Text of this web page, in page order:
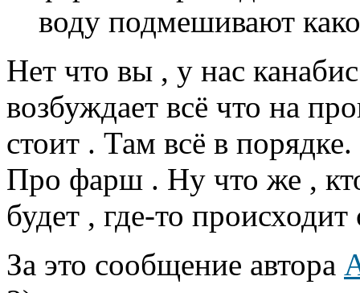
воду подмешивают
Нет что вы , у нас
возбуждает всё что на
стоит . Там всё в
Про фарш . Ну что же ,
будет , где-то
За это сообщение автора